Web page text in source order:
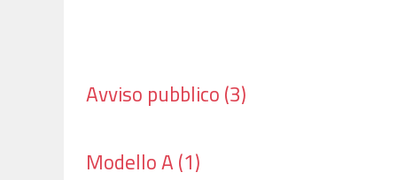
Avviso pubblico (3)
Modello A (1)